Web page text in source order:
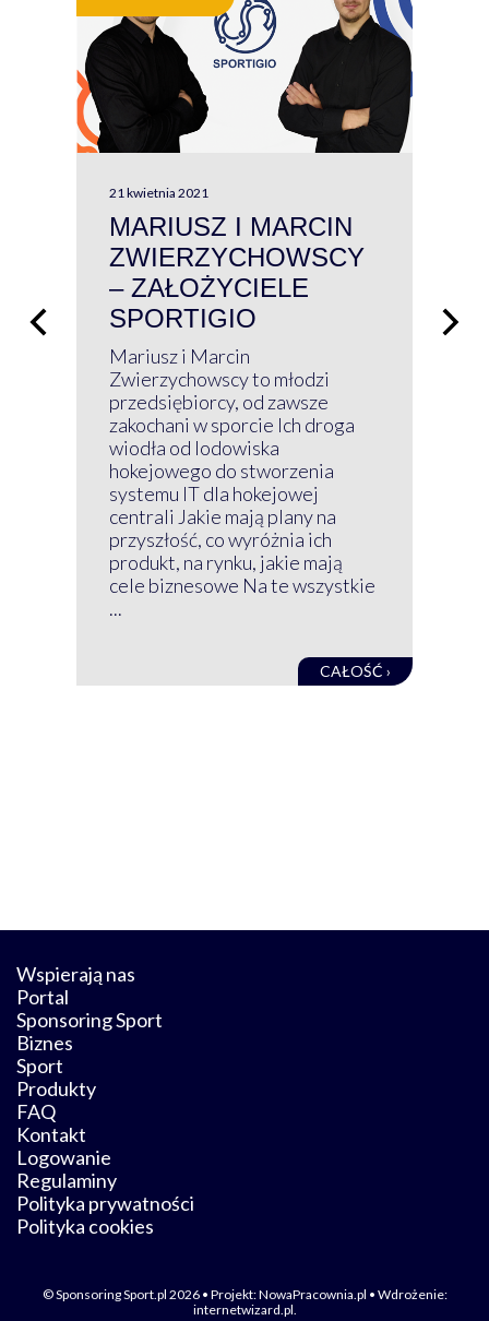
21 kwietnia 2021
MARIUSZ I MARCIN
ZWIERZYCHOWSCY
– ZAŁOŻYCIELE
SPORTIGIO
Mariusz i Marcin
Zwierzychowscy to młodzi
przedsiębiorcy, od zawsze
zakochani w sporcie Ich droga
wiodła od lodowiska
hokejowego do stworzenia
systemu IT dla hokejowej
centrali Jakie mają plany na
przyszłość, co wyróżnia ich
produkt, na rynku, jakie mają
cele biznesowe Na te wszystkie
...
CAŁOŚĆ ›
Wspierają nas
Portal
Sponsoring Sport
Biznes
Sport
Produkty
FAQ
Kontakt
Logowanie
Regulaminy
Polityka prywatności
Polityka cookies
© Sponsoring Sport.pl 2026 • Projekt:NowaPracownia.pl • Wdrożenie:
internetwizard.pl